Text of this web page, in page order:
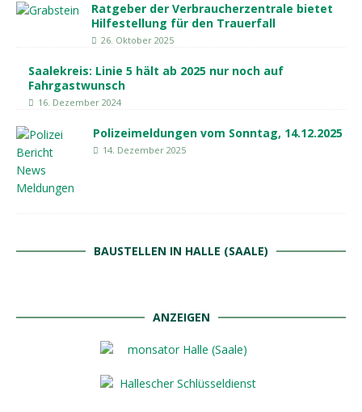
Ratgeber der Verbraucherzentrale bietet
Hilfestellung für den Trauerfall
26. Oktober 2025
Saalekreis: Linie 5 hält ab 2025 nur noch auf
Fahrgastwunsch
16. Dezember 2024
Polizeimeldungen vom Sonntag, 14.12.2025
14. Dezember 2025
BAUSTELLEN IN HALLE (SAALE)
ANZEIGEN